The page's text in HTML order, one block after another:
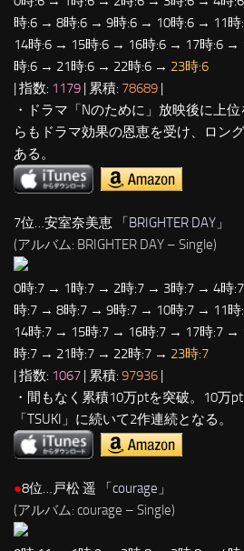
時:6 → 8時:6 → 9時:6 → 10時:6 → 11
14時:6 → 15時:6 → 16時:6 → 17時:6 →
時:6 → 21時:6 → 22時:6 → 23時:6
| 指数: 1179 | 累積: 78689
・ドラマ「Nのために」放映後に上
らもドラマ効果の恩恵を受け、ロン
ある。
7位…安室奈美恵 「BRIGHTER DAY 」
(アルバム: BRIGHTER DAY – Single)
0時:7 → 1時:7 → 2時:7 → 3時:7 → 4時
時:7 → 8時:7 → 9時:7 → 10時:7 → 11
14時:7 → 15時:7 → 16時:7 → 17時:7 →
時:7 → 21時:7 → 22時:7 → 23時:7
| 指数: 1067 | 累積: 97936 |
・間もなく累積10万ptを突破。10万
「TSUKI」に続いて2作連続となる。
●8位…戸松 遥 「courage 」
(アルバム: courage – Single)